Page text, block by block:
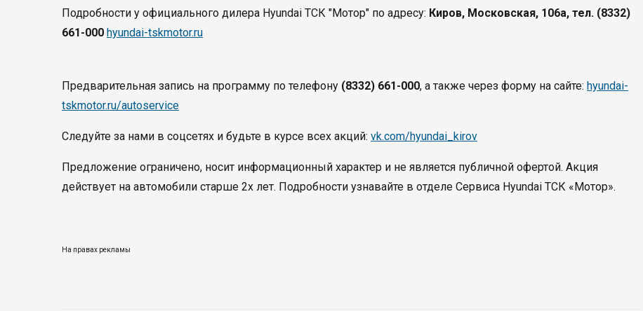
Подробности у официального дилера Hyundai ТСК "Мотор" по адресу: Киров, Московская, 106а, тел. (8332)
661-000 hyundai-tskmotor.ru
Предварительная запись на программу по телефону (8332) 661-000, а также через форму на сайте: hyundai-
tskmotor.ru/autoservice
Следуйте за нами в соцсетях и будьте в курсе всех акций: vk.com/hyundai_kirov
Предложение ограничено, носит информационный характер и не является публичной офертой. Акция
действует на автомобили старше 2х лет. Подробности узнавайте в отделе Сервиса Hyundai ТСК «Мотор».
На правах рекламы